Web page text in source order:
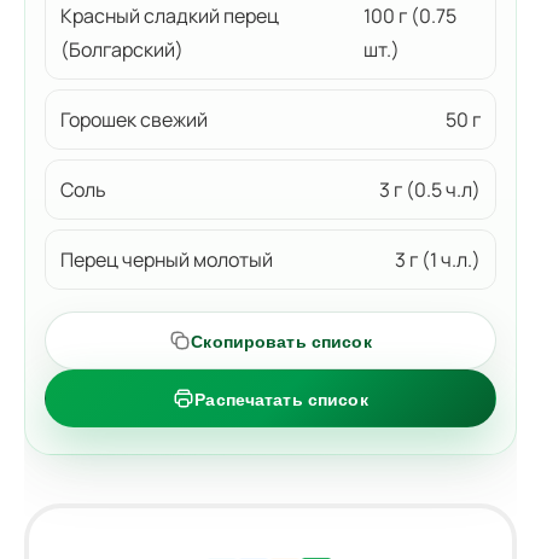
Красный сладкий перец
(Болгарский)
100 г (0.75
шт.)
Горошек свежий 50 г
Соль 3 г (0.5 ч.л)
Перец черный молотый 3 г (1 ч.л.)
Скопировать список
Распечатать список